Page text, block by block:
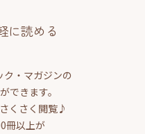
に読める
ク・マガジンの
できます。
くさく閲覧♪
冊以上が